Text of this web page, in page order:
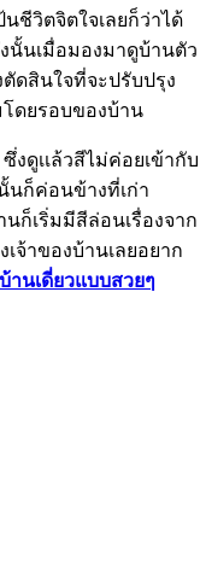
ชีวิตจิตใจเลยก็ว่าได้
นั้นเมื่อมองมาดูบ้านตัว
ตัดสินใจที่จะปรับปรุง
ดยรอบของบ้าน
ดูเเล้วสีไม่ค่อยเข้ากับ
นก็ค่อนข้างที่เก่า
ก็เริ่มมีสีล่อนเรื่องจาก
จ้าของบ้านเลยอยาก
านเดี่ยวแบบสวยๆ